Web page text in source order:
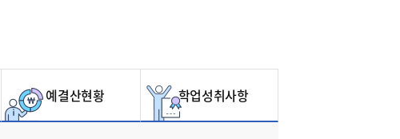
예결산현황 학업성취사항